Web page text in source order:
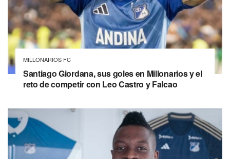
MILLONARIOS FC
Santiago Giordana, sus goles en Millonarios y el
reto de competir con Leo Castro y Falcao